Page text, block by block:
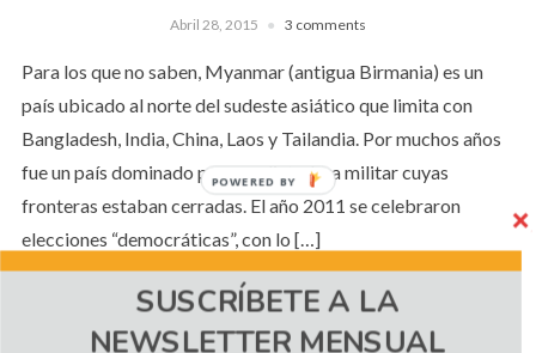
Abril 28, 2015 3 comments
Para los que no saben, Myanmar (antigua Birmania) es un
país ubicado al norte del sudeste asiático que limita con
Bangladesh, India, China, Laos y Tailandia. Por muchos años
fue un país dominado por una dictadura militar cuyas
fronteras estaban cerradas. El año 2011 se celebraron
elecciones “democráticas”, con lo […]
CONTINUE READING
SUSCRÍBETE A LA
NEWSLETTER MENSUAL
POWERED BY